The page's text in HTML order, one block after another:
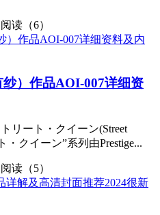
阅读（6）
）作品AOI-007详细资
リート・クイーン(Street
・クイーン”系列由Prestige...
阅读（5）